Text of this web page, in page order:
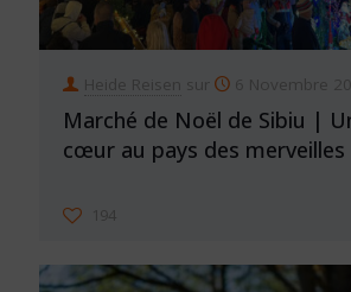
Heide Reisen sur 6 Novembre
Marché de Noël de Sibiu |
cœur au pays des merveilles
194